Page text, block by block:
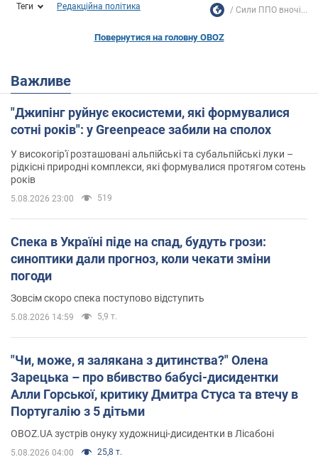
Теги Редакційна політика Сили ППО вночі...
Повернутися на головну OBOZ
Важливе
"Джипінг руйнує екосистеми, які формувалися
сотні років": у Greenpeace забили на сполох
У високогір'ї розташовані альпійські та субальпійські луки –
рідкісні природні комплекси, які формувалися протягом сотень
років
5.08.2026 23:00 519
Спека в Україні піде на спад, будуть грози:
синоптики дали прогноз, коли чекати зміни
погоди
Зовсім скоро спека поступово відступить
5.08.2026 14:59 5,9 т.
"Чи, може, я залякана з дитинства?" Олена
Зарецька – про вбивство бабусі-дисидентки
Алли Горської, критику Дмитра Стуса та втечу в
Португалію з 5 дітьми
OBOZ.UA зустрів онуку художниці-дисидентки в Лісабоні
5.08.2026 04:00 25,8 т.